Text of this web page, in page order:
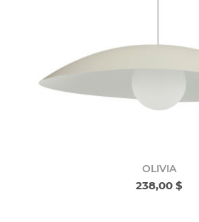
OLIVIA
238,00 $